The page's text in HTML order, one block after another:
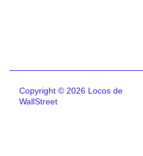
Copyright © 2026 Locos de
WallStreet